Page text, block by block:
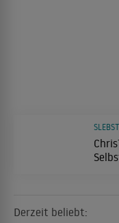
Derzeit beliebt: